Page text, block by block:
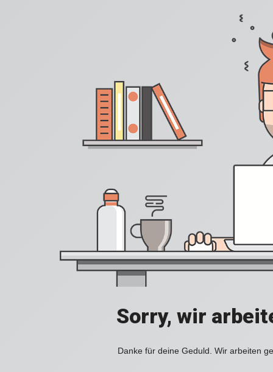
Sorry, wir
Danke für deine Geduld. Wir arbeiten